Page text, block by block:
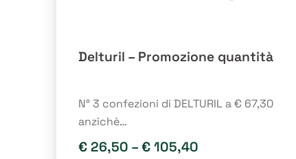
Delturil – Promozione quantità
N° 3 confezioni di DELTURIL a € 67,30
anzichè…
€ 26,50 – € 105,40